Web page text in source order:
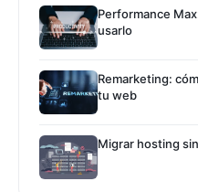
Performance
usarlo
Remarketing:
tu web
Migrar hosting